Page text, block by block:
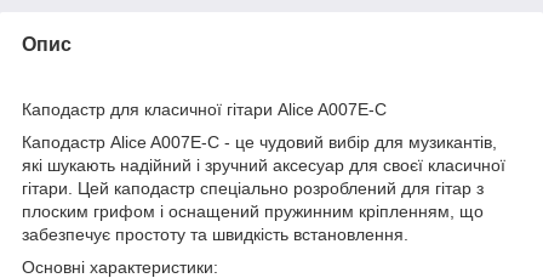
Опис
Каподастр для класичної гітари Alice A007E-C
Каподастр Alice A007E-C - це чудовий вибір для музикантів,
які шукають надійний і зручний аксесуар для своєї класичної
гітари. Цей каподастр спеціально розроблений для гітар з
плоским грифом і оснащений пружинним кріпленням, що
забезпечує простоту та швидкість встановлення.
Основні характеристики: